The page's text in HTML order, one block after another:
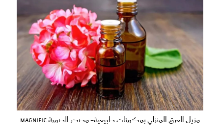
مزيل العرق المنزلي بمكونات طبيعية- مصدر الصورة magnific